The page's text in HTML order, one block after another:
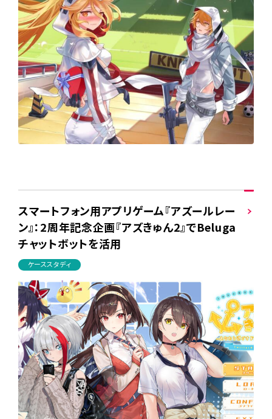
スマートフォン用アプリゲーム『アズールレー
ン』：2周年記念企画『アズきゅん2』でBeluga
チャットボットを活用
ケーススタディ